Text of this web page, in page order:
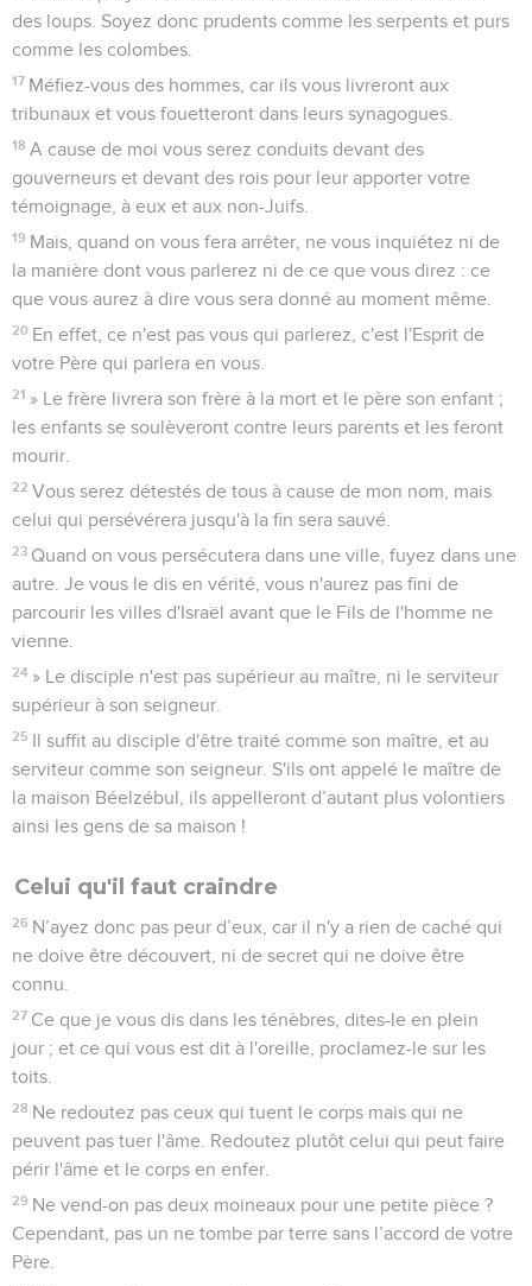
des loups. Soyez donc prudents comme les serpents et purs
comme les colombes.
17 Méfiez-vous des hommes, car ils vous livreront aux
tribunaux et vous fouetteront dans leurs synagogues.
18 A cause de moi vous serez conduits devant des
gouverneurs et devant des rois pour leur apporter votre
témoignage, à eux et aux non-Juifs.
19 Mais, quand on vous fera arrêter, ne vous inquiétez ni de
la manière dont vous parlerez ni de ce que vous direz : ce
que vous aurez à dire vous sera donné au moment même.
20 En effet, ce n'est pas vous qui parlerez, c'est l'Esprit de
votre Père qui parlera en vous.
21 » Le frère livrera son frère à la mort et le père son enfant ;
les enfants se soulèveront contre leurs parents et les feront
mourir.
22 Vous serez détestés de tous à cause de mon nom, mais
celui qui persévérera jusqu'à la fin sera sauvé.
23 Quand on vous persécutera dans une ville, fuyez dans une
autre. Je vous le dis en vérité, vous n'aurez pas fini de
parcourir les villes d'Israël avant que le Fils de l'homme ne
vienne.
24 » Le disciple n'est pas supérieur au maître, ni le serviteur
supérieur à son seigneur.
25 Il suffit au disciple d'être traité comme son maître, et au
serviteur comme son seigneur. S'ils ont appelé le maître de
la maison Béelzébul, ils appelleront d’autant plus volontiers
ainsi les gens de sa maison !
Celui qu'il faut craindre
26 N’ayez donc pas peur d’eux, car il n'y a rien de caché qui
ne doive être découvert, ni de secret qui ne doive être
connu.
27 Ce que je vous dis dans les ténèbres, dites-le en plein
jour ; et ce qui vous est dit à l'oreille, proclamez-le sur les
toits.
28 Ne redoutez pas ceux qui tuent le corps mais qui ne
peuvent pas tuer l'âme. Redoutez plutôt celui qui peut faire
périr l'âme et le corps en enfer.
29 Ne vend-on pas deux moineaux pour une petite pièce ?
Cependant, pas un ne tombe par terre sans l’accord de votre
Père.